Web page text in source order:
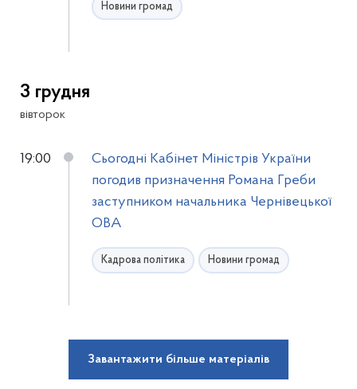
Новини громад
3 грудня
вівторок
19:00
Сьогодні Кабінет Міністрів України
погодив призначення Романа Греби
заступником начальника Чернівецької
ОВА
Кадрова політика Новини громад
Завантажити більше матеріалів